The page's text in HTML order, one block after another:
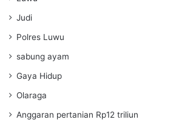
Judi
Polres Luwu
sabung ayam
Gaya Hidup
Olaraga
Anggaran pertanian Rp12 triliun